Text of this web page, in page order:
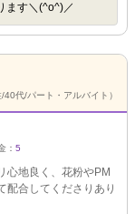
ます＼(^o^)／
/40代/パート・アルバイト）
： 5
心地良く、花粉やPM
配合してくださりあり